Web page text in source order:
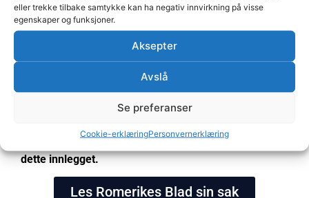
eller trekke tilbake samtykke kan ha negativ innvirkning på visse
egenskaper og funksjoner.
Aksepter
Avslå
Se preferanser
Cookie-erklæringPersonvernerklæring
området som er skadet. Alt gjøres ultralydveiledet, slik
at man er sikker på at plasmaen treffer hvor den skal.
Behandlingen er uten bivirkninger, med unntak av
Romerikes Blad. Trykk på kappen under for å lese
dette innlegget.
Les Romerikes Blad sin sak